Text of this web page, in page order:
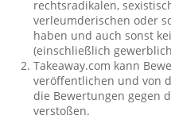
rechtsradikalen,
verleumderischen oder
haben und auch sonst
(einschließlich
Takeaway.com kann
veröffentlichen und von
die Bewertungen gegen
verstoßen.